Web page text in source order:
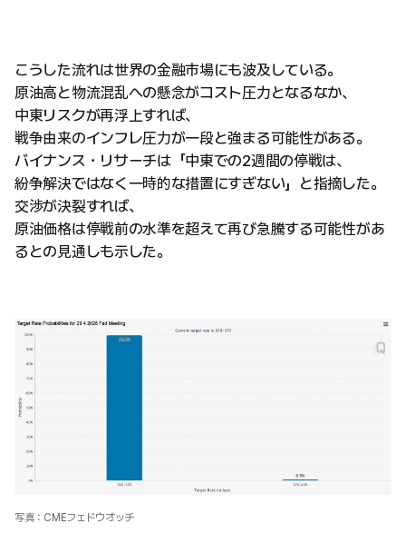
こうした流れは世界の金融市場にも波及している。
原油高と物流混乱への懸念がコスト圧力となるなか、
中東リスクが再浮上すれば、
戦争由来のインフレ圧力が一段と強まる可能性がある。
バイナンス・リサーチは「中東での2週間の停戦は、
紛争解決ではなく一時的な措置にすぎない」と指摘した。
交渉が決裂すれば、
原油価格は停戦前の水準を超えて再び急騰する可能性があ
るとの見通しも示した。
写真：CMEフェドウオッチ